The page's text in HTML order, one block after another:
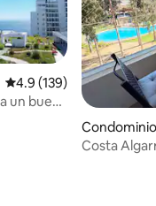
Calificación promedio:
4.9 (139)
un buen
Costa